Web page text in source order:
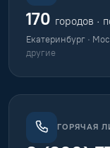
170 городов ·
Екатеринбург ·
другие
ГОРЯЧАЯ